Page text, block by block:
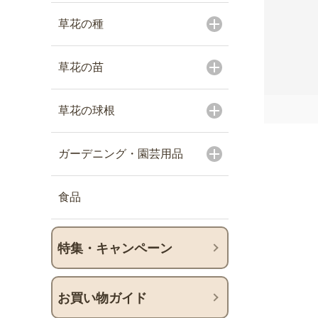
草花の種
草花の苗
草花の球根
ガーデニング・園芸用品
食品
特集・キャンペーン
お買い物ガイド